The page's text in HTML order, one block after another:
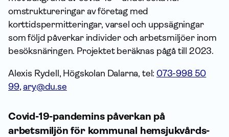
omstruktureringar av företag med
korttidspermitteringar, varsel och uppsägningar
som följd påverkar individer och arbetsmiljöer inom
besöksnäringen. Projektet beräknas pågå till 2023.
Alexis Rydell, Högskolan Dalarna, tel: 073-998 50
99,ary@du.se
Covid-19-pandemins påverkan på
arbetsmiljön för kommunal hemsjukvårds-